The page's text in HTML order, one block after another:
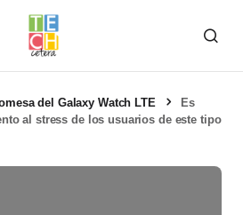
del Galaxy Watch LTE
Es
al stress de los usuarios de este tipo